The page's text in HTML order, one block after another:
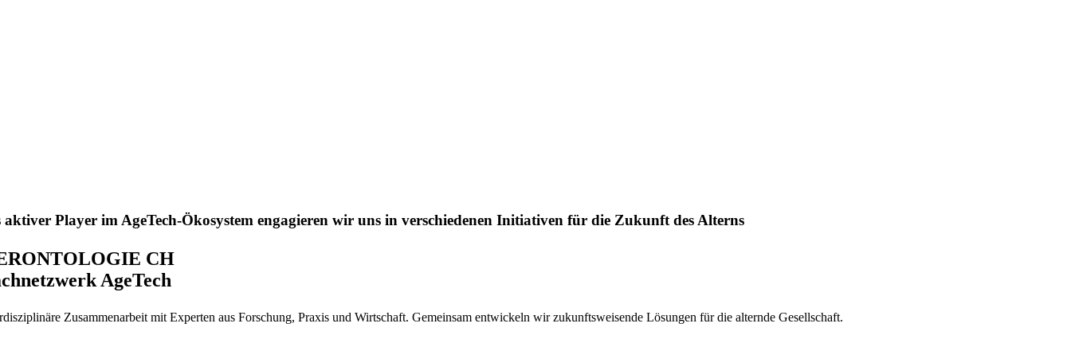
aktiver Player im AgeTech-Ökosystem engagieren wir uns in verschiedenen Initiativen für die Zukunft des Alterns
CH
AgeTech
Zusammenarbeit mit Experten aus Forschung, Praxis und Wirtschaft. Gemeinsam entwickeln wir zukunftsweisende Lösungen für die alternde Gesellschaft.